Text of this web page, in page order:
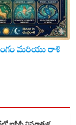
మరియు రాశి